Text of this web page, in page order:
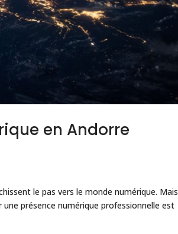
en Andorre
le pas vers le monde numérique. Mais
présence numérique professionnelle est